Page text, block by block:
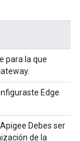
para la que
Edge
Debes ser
de la